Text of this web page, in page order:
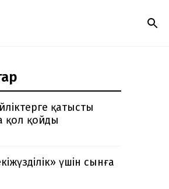
қатысты
қол қойды
үшін сынға